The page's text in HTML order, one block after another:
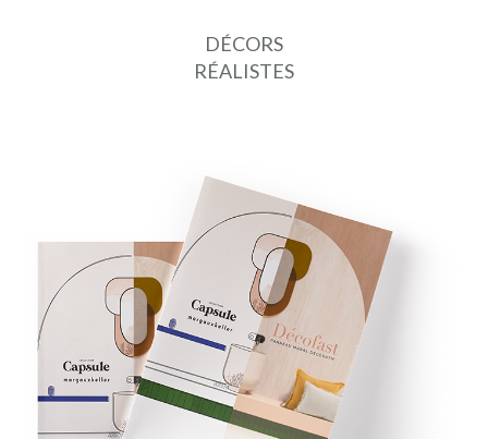
DÉCORS
RÉALISTES